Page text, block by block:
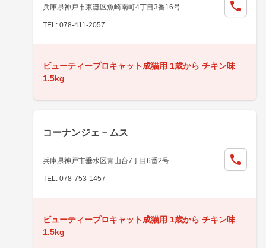
兵庫県神戸市東灘区魚崎南町4丁目3番16号
TEL: 078-411-2057
ビューティープロキャット成猫用 1歳から チキン味
1.5kg
コーナンジェ－ムス
兵庫県神戸市垂水区青山台7丁目6番2号
TEL: 078-753-1457
ビューティープロキャット成猫用 1歳から チキン味
1.5kg